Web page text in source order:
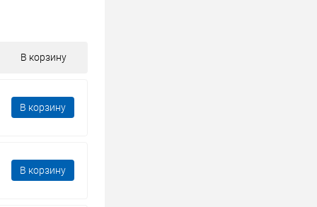
В корзину
В корзину
В корзину